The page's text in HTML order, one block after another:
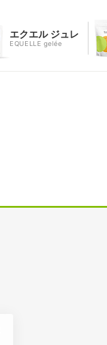
エクエル ジュレ
EQUELLE gelée